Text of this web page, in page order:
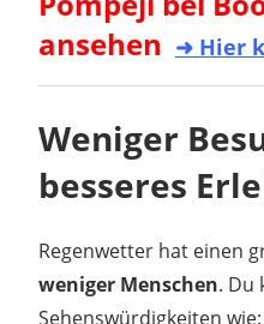
ansehen ➜ Hier
Weniger
besseres
Regenwetter hat einen
weniger Menschen. Du
Sehenswürdigkeiten wie: